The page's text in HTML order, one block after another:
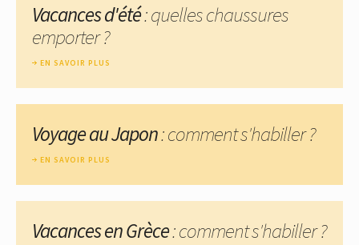
Vacances d'été: quelles chaussures
emporter ?
EN SAVOIR PLUS
Voyage au Japon: comment s'habiller ?
EN SAVOIR PLUS
Vacances en Grèce: comment s'habiller ?